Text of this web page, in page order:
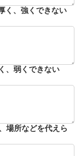
く、強くできない
、弱くできない
場所などを代えら